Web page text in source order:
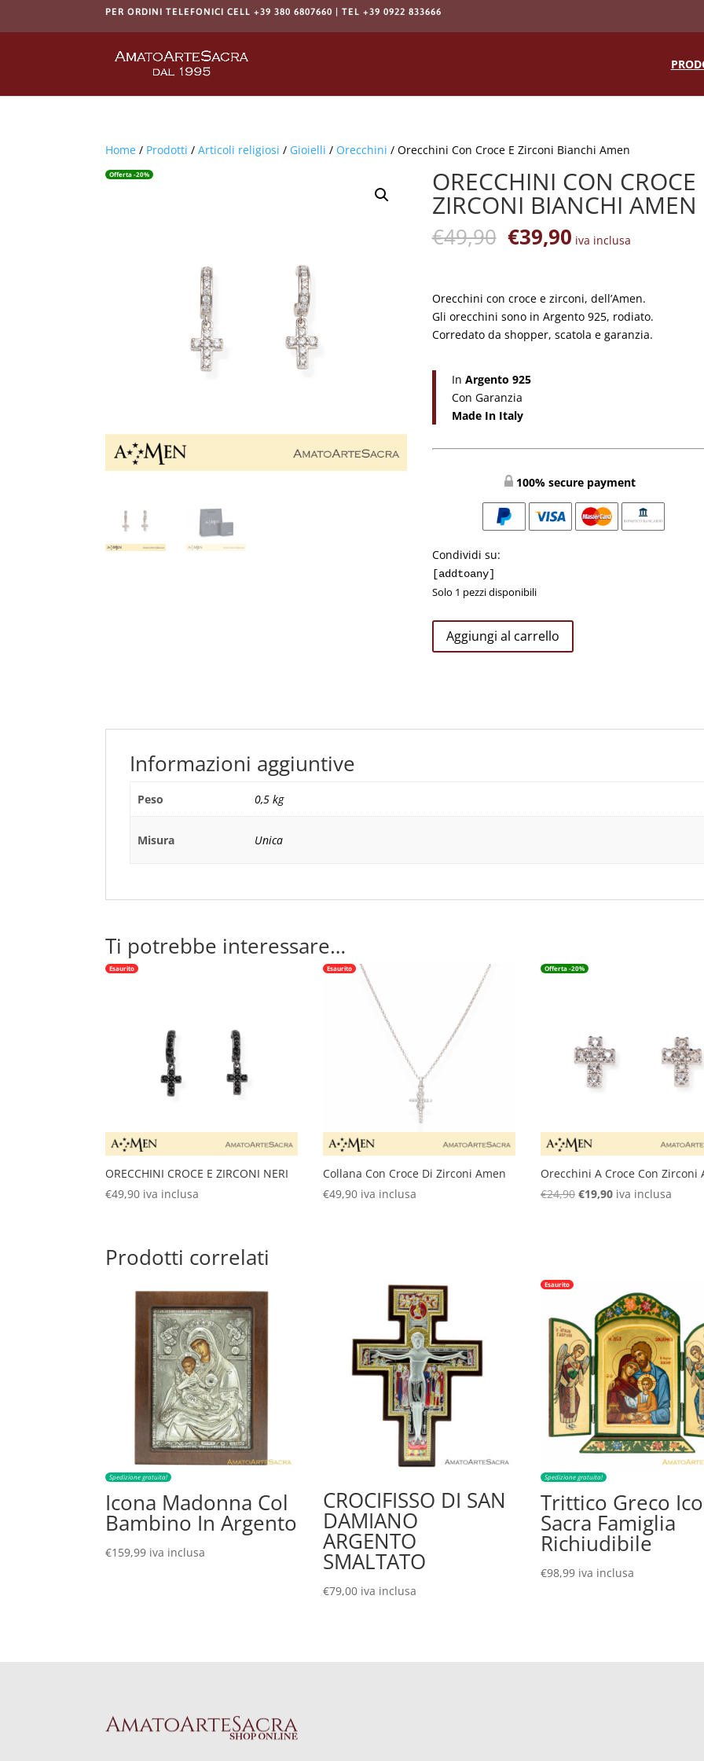
PER ORDINI TELEFONICI CELL +39 380 6807660 | TEL +39 0922 833666
Products
Home / Prodotti /Articoli religiosi / Gioielli / Orecchini / Orecchini Con Croce E Zirconi Bianchi Amen
Offerta -20% ORECCHINI CON CROCE
ZIRCONI BIANCHI AMEN
€49,90 Il
prezzo
era:
€49,90.
€39,90Il
prezzo
è:
€39,90.
iva inclusa
Orecchini con croce e zirconi, dell’Amen.
Gli orecchini sono in Argento 925, rodiato.
Corredato da shopper, scatola e garanzia.
In Argento 925
Con Garanzia
Made In Italy
100% secure payment
Condividi su:
[addtoany]
Solo 1 pezzi disponibili
Orecchini
Con
Aggiungi al carrello
Informazioni aggiuntive
Peso 0,5 kg
Misura Unica
Ti potrebbe interessare…
Esaurito
ORECCHINI CROCE E ZIRCONI NERI
€49,90 iva inclusa
Esaurito
Collana Con Croce Di Zirconi Amen
€49,90 iva inclusa
Offerta -20%
Orecchini A Croce Con Zirconi
€24,90 Il
€19,90Iliva inclusa
Prodotti correlati
Spedizione gratuita!
Icona Madonna Col
Bambino In Argento
€159,99 iva inclusa
CROCIFISSO DI SAN
DAMIANO
ARGENTO
SMALTATO
€79,00 iva inclusa
Esaurito
Spedizione gratuita!
Trittico Greco
Sacra Famiglia
Richiudibile
€98,99 iva inclusa